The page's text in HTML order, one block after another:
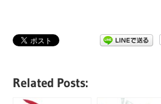
Related Posts: